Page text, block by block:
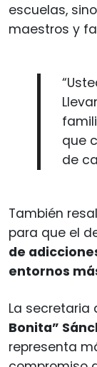
escuelas,
maestros y
que
de
También
para que el
de
entornos
La secretaria
Bonita”
representa